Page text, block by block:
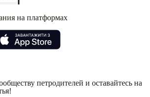
на платформах
петродителей и оставайтесь на